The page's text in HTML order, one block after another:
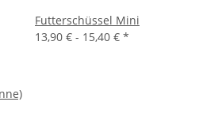
Futterschüssel Mini
13,90 € - 15,40 € *